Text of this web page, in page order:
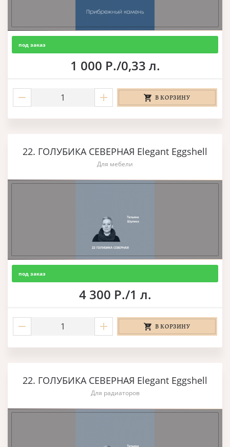
под заказ
1 000 Р./0,33 л.
В КОРЗИНУ
22. ГОЛУБИКА СЕВЕРНАЯ Elegant Eggshell
Для мебели
под заказ
4 300 Р./1 л.
В КОРЗИНУ
22. ГОЛУБИКА СЕВЕРНАЯ Elegant Eggshell
Для радиаторов